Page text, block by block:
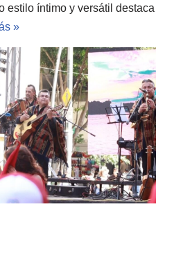
estilo íntimo y versátil destaca
»